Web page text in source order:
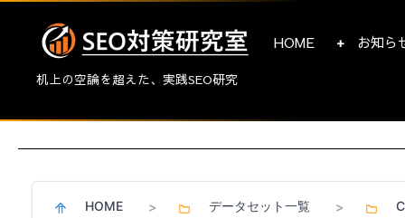
机上の空論を超えた、実践SEO研究
HOME お知ら
HOME > データセット一覧 >